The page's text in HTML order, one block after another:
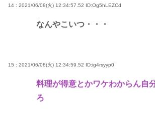
14 : 2021/06/08(火) 12:34:57.52 ID:Og5hLEZCd
なんやこいつ・・・
15 : 2021/06/08(火) 12:34:59.52 ID:ig4rsyyp0
料理が得意とかワケわからん自
ろ